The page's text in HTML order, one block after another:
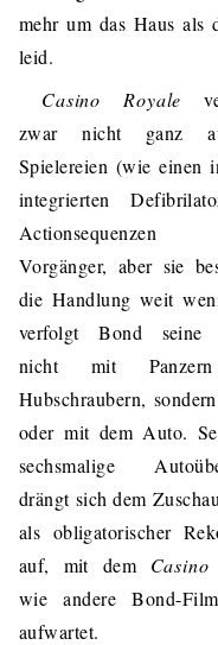
mehr um das Haus als
leid.
Casino Royale
zwar nicht ganz
Spielereien (wie einen
integrierten
Actionsequenzen
Vorgänger, aber sie
die Handlung weit
verfolgt Bond seine
nicht mit
Hubschraubern,
oder mit dem Auto.
sechsmalige
drängt sich dem
als obligatorischer
auf, mit dem
wie andere Bond-
aufwartet.